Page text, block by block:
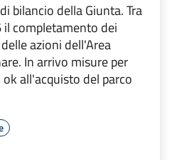
bilancio della Giunta. Tra
completamento dei
azioni dell'Area
In arrivo misure per
all'acquisto del parco